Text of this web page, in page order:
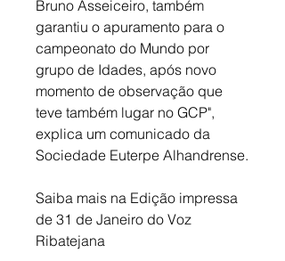
Bruno Asseiceiro, também
garantiu o apuramento para o
campeonato do Mundo por
grupo de Idades, após novo
momento de observação que
teve também lugar no GCP",
explica um comunicado da
Sociedade Euterpe Alhandrense.
Saiba mais na Edição impressa
de 31 de Janeiro do Voz
Ribatejana